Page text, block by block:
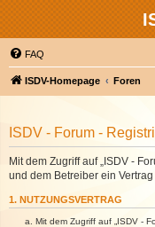
FAQ
ISDV-Homepage Foren
ISDV - Forum -
Mit dem Zugriff auf „ISDV -
und dem Betreiber ein
1. NUTZUNGSVERTRAG
Mit dem Zugriff auf „ISDV -